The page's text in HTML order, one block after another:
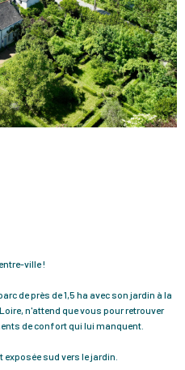
ville !
de près de 1,5 ha avec son jardin à la
n'attend que vous pour retrouver
de confort qui lui manquent.
exposée sud vers le jardin.